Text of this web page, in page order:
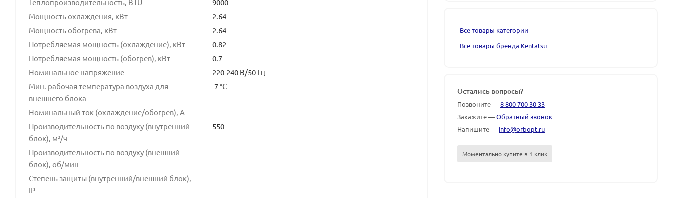
Мощность охлаждения, кВт
2.64
Мощность обогрева, кВт
2.64
Потребляемая мощность (охлаждение), кВт
0.82
Потребляемая мощность (обогрев), кВт
0.7
Номинальное напряжение
220-240 В/50 Гц
Мин. рабочая температура воздуха для
внешнего блока
-7 °С
Номинальный ток (охлаждение/обогрев), А
-
Производительность по воздуху (внутренний
блок), м³/ч
550
Производительность по воздуху (внешний
блок), об/мин
-
Степень защиты (внутренний/внешний блок),
IP
-
Все товары категории
Все товары бренда Kentatsu
Остались вопросы?
Позвоните —8 800 700 30 33
Закажите —Обратный звонок
Напишите — info@orbopt.ru
Моментально купите в 1 клик